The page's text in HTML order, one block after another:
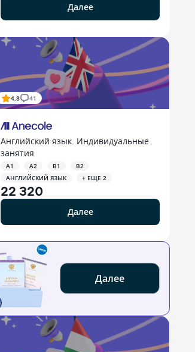
Далее
4.8 41
Английский язык. Индивидуальные
занятия
A1 A2 B1
B2
АНГЛИЙСКИЙ ЯЗЫК
+ ЕЩЕ 2
22 320
Далее
Далее